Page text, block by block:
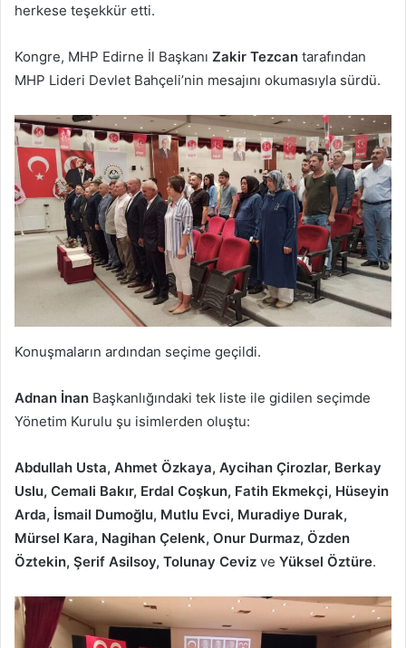
herkese teşekkür etti.
Kongre, MHP Edirne İl Başkanı Zakir Tezcan tarafından
MHP Lideri Devlet Bahçeli’nin mesajını okumasıyla sürdü.
Konuşmaların ardından seçime geçildi.
Adnan İnan Başkanlığındaki tek liste ile gidilen seçimde
Yönetim Kurulu şu isimlerden oluştu:
Abdullah Usta, Ahmet Özkaya, Aycihan Çirozlar, Berkay
Uslu, Cemali Bakır, Erdal Coşkun, Fatih Ekmekçi, Hüseyin
Arda, İsmail Dumoğlu, Mutlu Evci, Muradiye Durak,
Mürsel Kara, Nagihan Çelenk, Onur Durmaz, Özden
Öztekin, Şerif Asilsoy, Tolunay Ceviz ve Yüksel Öztüre.